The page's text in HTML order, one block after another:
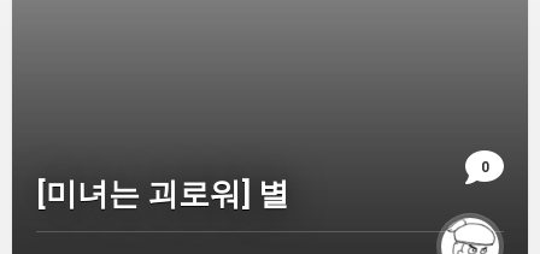
0
[미녀는 괴로워] 별